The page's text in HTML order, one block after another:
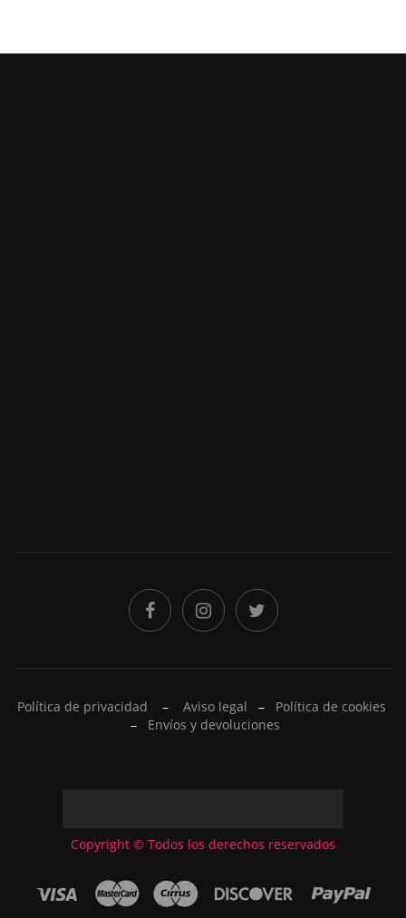
Política de privacidad – Aviso legal – Política de cookies
– Envíos y devoluciones
Copyright © Todos los derechos reservados